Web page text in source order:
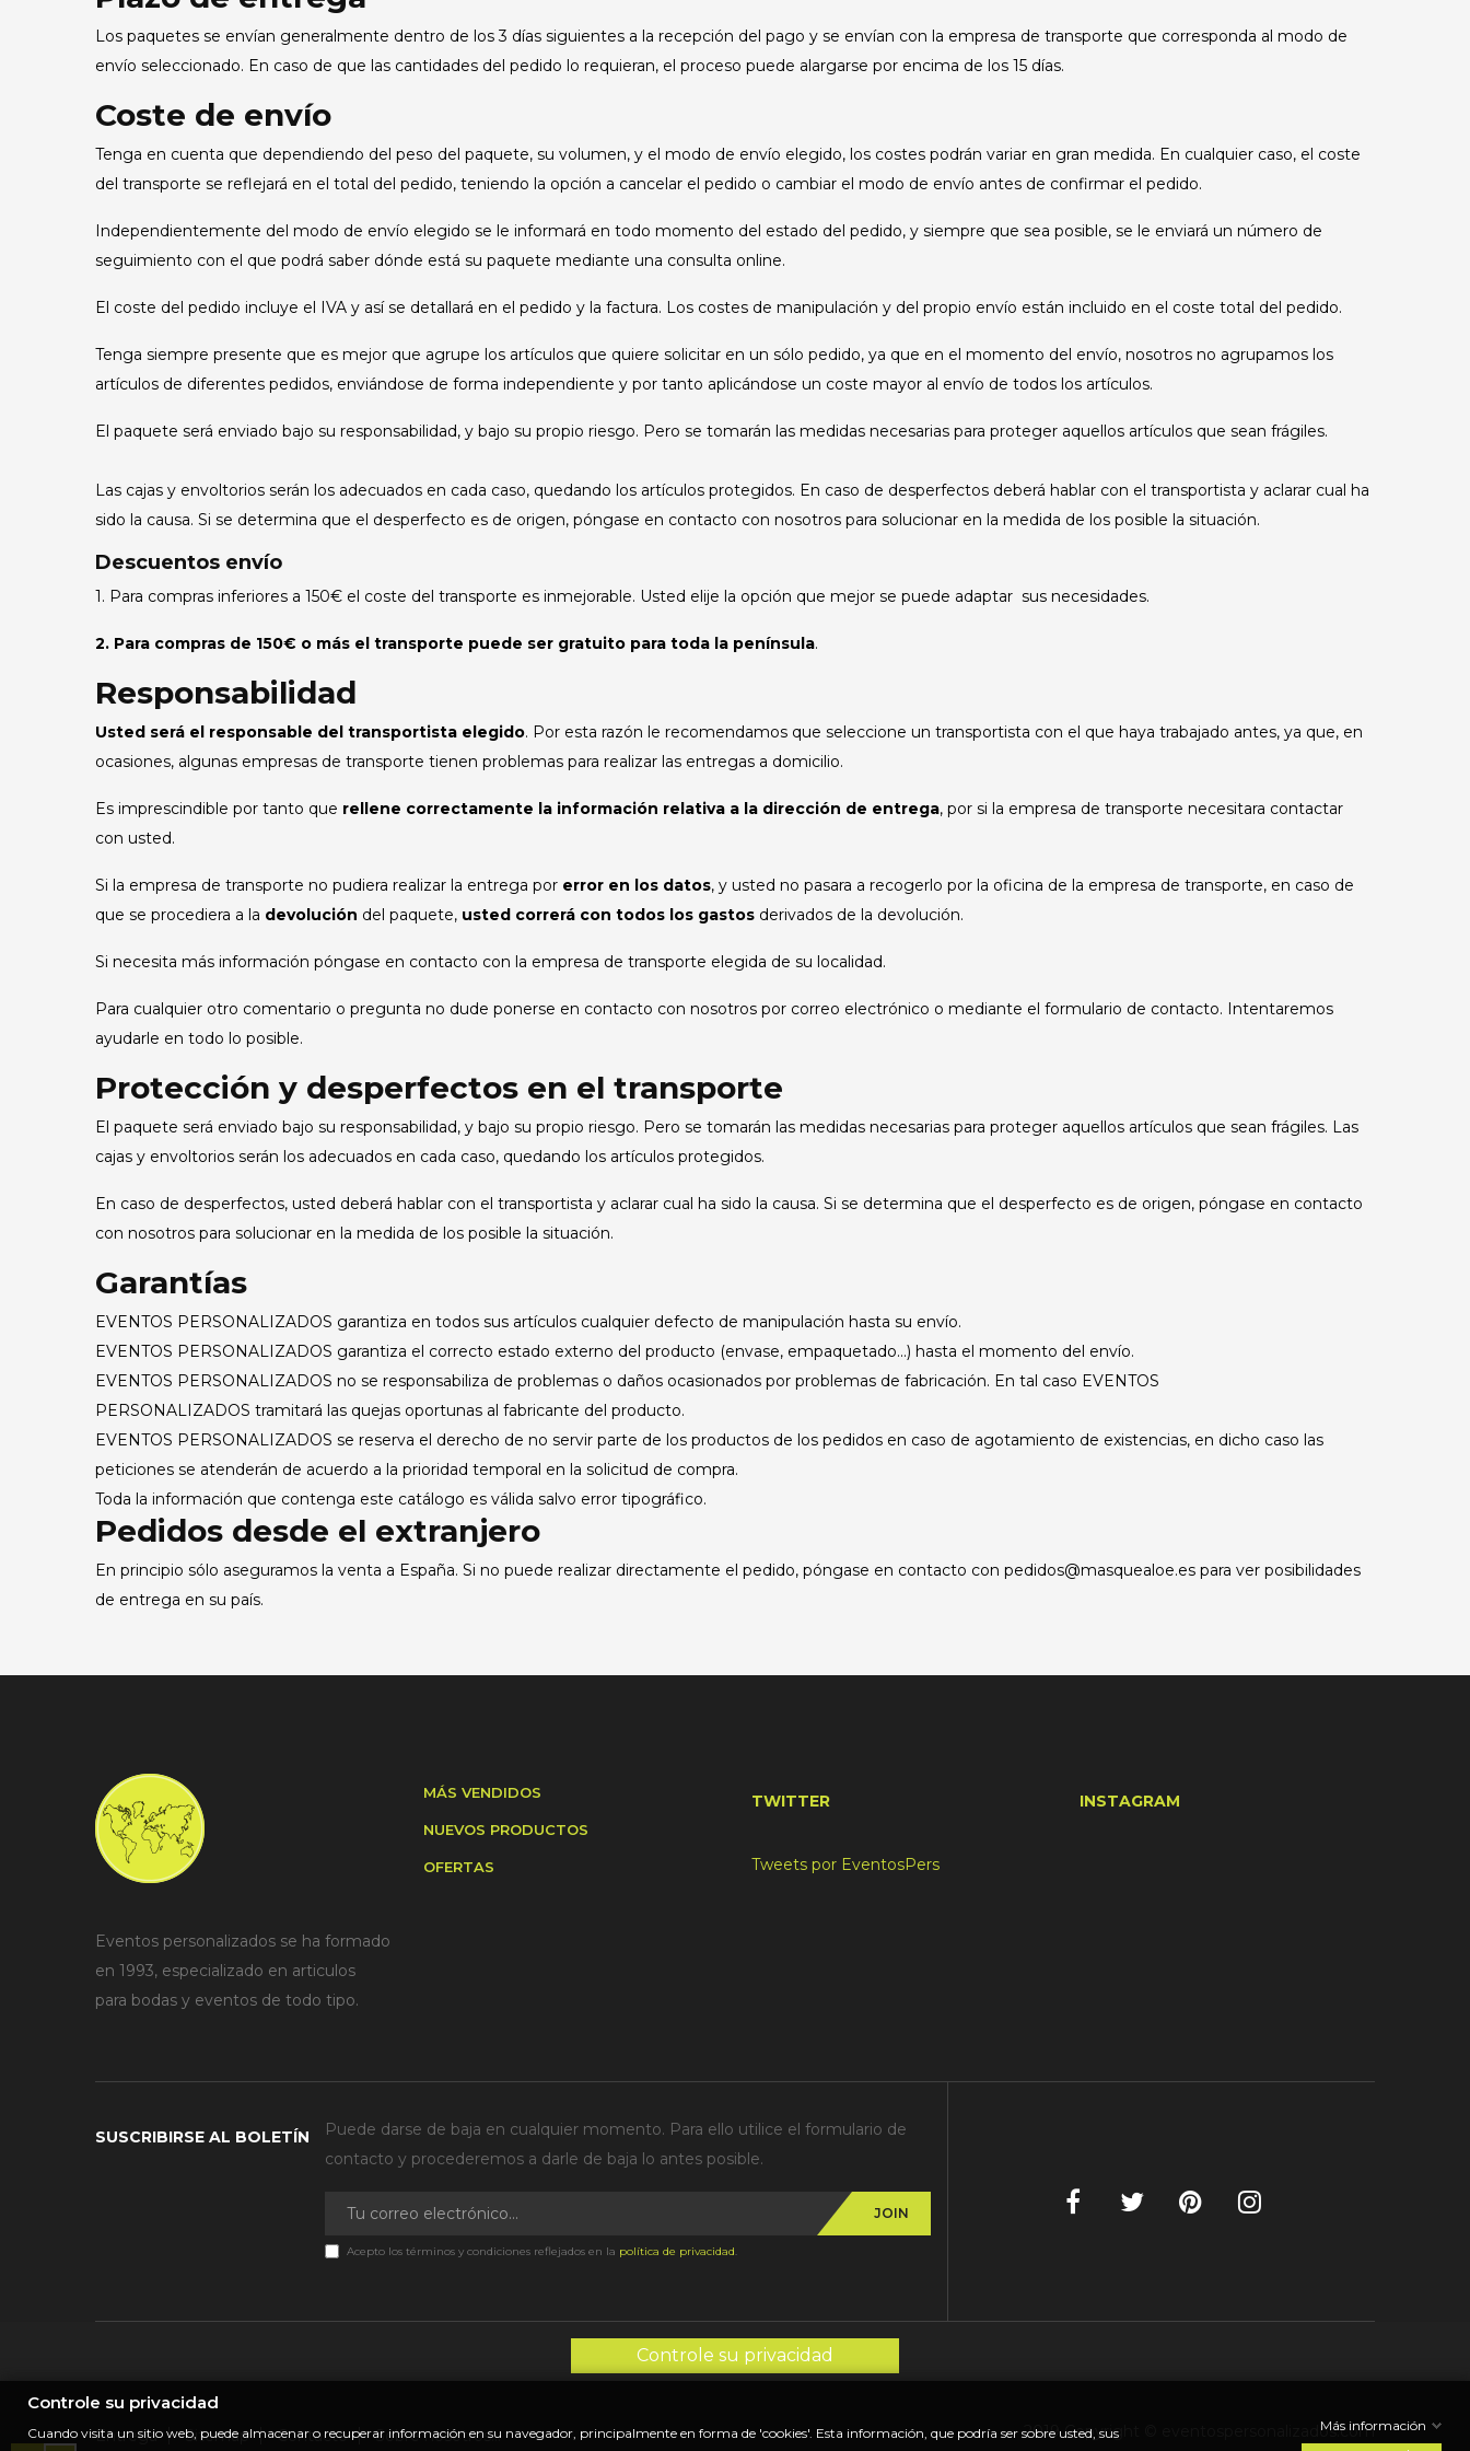
Los paquetes se envían generalmente dentro de los 3 días siguientes a la recepción del pago y se envían con la empresa de transporte que corresponda al modo de
envío seleccionado. En caso de que las cantidades del pedido lo requieran, el proceso puede alargarse por encima de los 15 días.
Coste de envío
Tenga en cuenta que dependiendo del peso del paquete, su volumen, y el modo de envío elegido, los costes podrán variar en gran medida. En cualquier caso, el coste
del transporte se reflejará en el total del pedido, teniendo la opción a cancelar el pedido o cambiar el modo de envío antes de confirmar el pedido.
Independientemente del modo de envío elegido se le informará en todo momento del estado del pedido, y siempre que sea posible, se le enviará un número de
seguimiento con el que podrá saber dónde está su paquete mediante una consulta online.
El coste del pedido incluye el IVA y así se detallará en el pedido y la factura. Los costes de manipulación y del propio envío están incluido en el coste total del pedido.
Tenga siempre presente que es mejor que agrupe los artículos que quiere solicitar en un sólo pedido, ya que en el momento del envío, nosotros no agrupamos los
artículos de diferentes pedidos, enviándose de forma independiente y por tanto aplicándose un coste mayor al envío de todos los artículos.
El paquete será enviado bajo su responsabilidad, y bajo su propio riesgo. Pero se tomarán las medidas necesarias para proteger aquellos artículos que sean frágiles.
Las cajas y envoltorios serán los adecuados en cada caso, quedando los artículos protegidos. En caso de desperfectos deberá hablar con el transportista y aclarar cual ha
sido la causa. Si se determina que el desperfecto es de origen, póngase en contacto con nosotros para solucionar en la medida de los posible la situación.
Descuentos envío
1. Para compras inferiores a 150€ el coste del transporte es inmejorable. Usted elije la opción que mejor se puede adaptar sus necesidades.
2. Para compras de 150€ o más el transporte puede ser gratuito para toda la península.
Responsabilidad
Usted será el responsable del transportista elegido. Por esta razón le recomendamos que seleccione un transportista con el que haya trabajado antes, ya que, en
ocasiones, algunas empresas de transporte tienen problemas para realizar las entregas a domicilio.
Es imprescindible por tanto que rellene correctamente la información relativa a la dirección de entrega, por si la empresa de transporte necesitara contactar
con usted.
Si la empresa de transporte no pudiera realizar la entrega por error en los datos, y usted no pasara a recogerlo por la oficina de la empresa de transporte, en caso de
que se procediera a la devolución del paquete, usted correrá con todos los gastos derivados de la devolución.
Si necesita más información póngase en contacto con la empresa de transporte elegida de su localidad.
Para cualquier otro comentario o pregunta no dude ponerse en contacto con nosotros por correo electrónico o mediante el formulario de contacto. Intentaremos
ayudarle en todo lo posible.
Protección y desperfectos en el transporte
El paquete será enviado bajo su responsabilidad, y bajo su propio riesgo. Pero se tomarán las medidas necesarias para proteger aquellos artículos que sean frágiles. Las
cajas y envoltorios serán los adecuados en cada caso, quedando los artículos protegidos.
En caso de desperfectos, usted deberá hablar con el transportista y aclarar cual ha sido la causa. Si se determina que el desperfecto es de origen, póngase en contacto
con nosotros para solucionar en la medida de los posible la situación.
Garantías
EVENTOS PERSONALIZADOS garantiza en todos sus artículos cualquier defecto de manipulación hasta su envío.
EVENTOS PERSONALIZADOS garantiza el correcto estado externo del producto (envase, empaquetado...) hasta el momento del envío.
EVENTOS PERSONALIZADOS no se responsabiliza de problemas o daños ocasionados por problemas de fabricación. En tal caso EVENTOS
PERSONALIZADOS tramitará las quejas oportunas al fabricante del producto.
EVENTOS PERSONALIZADOS se reserva el derecho de no servir parte de los productos de los pedidos en caso de agotamiento de existencias, en dicho caso las
peticiones se atenderán de acuerdo a la prioridad temporal en la solicitud de compra.
Toda la información que contenga este catálogo es válida salvo error tipográfico.
Pedidos desde el extranjero
En principio sólo aseguramos la venta a España. Si no puede realizar directamente el pedido, póngase en contacto con pedidos@masquealoe.es para ver posibilidades
de entrega en su país.
Eventos personalizados se ha formado
en 1993, especializado en articulos
para bodas y eventos de todo tipo.
MÁS VENDIDOS
NUEVOS PRODUCTOS
OFERTAS
TWITTER
Tweets por EventosPers
INSTAGRAM
SUSCRIBIRSE AL BOLETÍN
Puede darse de baja en cualquier momento. Para ello utilice el formulario de
contacto y procederemos a darle de baja lo antes posible.
JOIN
Acepto los términos y condiciones reflejados en la política de privacidad.
Controle su privacidad
Entrega Sitemap Contacto Sobre nosotros... 2019 Copyright © eventospersonalizados.com
Controle su privacidad
Cuando visita un sitio web, puede almacenar o recuperar información en su navegador, principalmente en forma de 'cookies'. Esta información, que podría ser sobre usted, sus
Más información